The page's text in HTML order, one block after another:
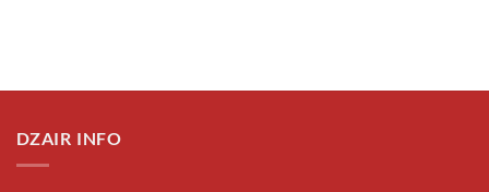
DZAIR INFO